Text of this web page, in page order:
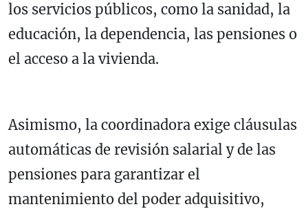
los servicios públicos, como la sanidad, la
educación, la dependencia, las pensiones o
el acceso a la vivienda.
Asimismo, la coordinadora exige cláusulas
automáticas de revisión salarial y de las
pensiones para garantizar el
mantenimiento del poder adquisitivo,